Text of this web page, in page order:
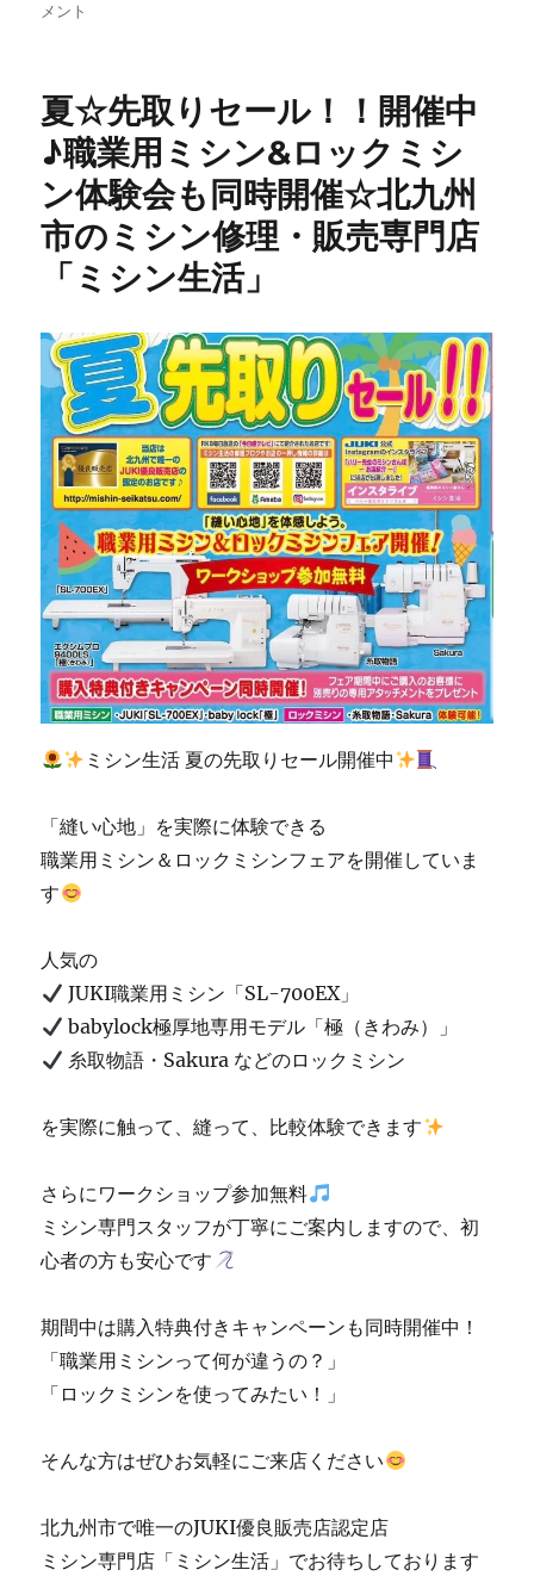
シ
理】
約
60
年
ブ
ラ
ザ
ー
ア
ン
テ
ィ
ー
ク
ミ
シ
ン
整
備
北
「ミ
活」
様
メント
夏☆先取りセール！！開催中
♪職業用ミシン&ロックミシ
ン体験会も同時開催☆北九州
市のミシン修理・販売専門店
「ミシン生活」
ミシン生活 夏の先取りセール開催中
「縫い心地」を実際に体験できる
職業用ミシン＆ロックミシンフェアを開催していま
す
人気の
JUKI職業用ミシン「SL-700EX」
babylock極厚地専用モデル「極（きわみ）」
糸取物語・Sakura などのロックミシン
を実際に触って、縫って、比較体験できます
さらにワークショップ参加無料
ミシン専門スタッフが丁寧にご案内しますので、初
心者の方も安心です
期間中は購入特典付きキャンペーンも同時開催中！
「職業用ミシンって何が違うの？」
「ロックミシンを使ってみたい！」
そんな方はぜひお気軽にご来店ください
北九州市で唯一のJUKI優良販売店認定店
ミシン専門店「ミシン生活」でお待ちしております